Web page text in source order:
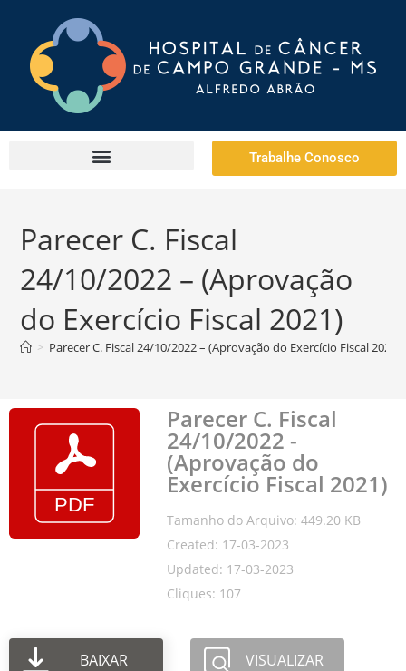
Trabalhe Conosco
Parecer C. Fiscal
24/10/2022 – (Aprovação
do Exercício Fiscal 2021)
> Parecer C. Fiscal 24/10/2022 – (Aprovação do Exercício Fiscal 2021)
Parecer C. Fiscal
24/10/2022 -
(Aprovação do
Exercício Fiscal 2021)
Tamanho do Arquivo: 449.20 KB
Created: 17-03-2023
Updated: 17-03-2023
Cliques: 107
BAIXAR VISUALIZAR